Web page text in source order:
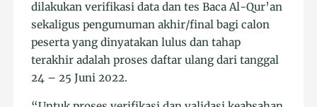
dilakukan verifikasi data dan tes Baca Al-Qur’an
sekaligus pengumuman akhir/final bagi calon
peserta yang dinyatakan lulus dan tahap
terakhir adalah proses daftar ulang dari tanggal
24 – 25 Juni 2022.